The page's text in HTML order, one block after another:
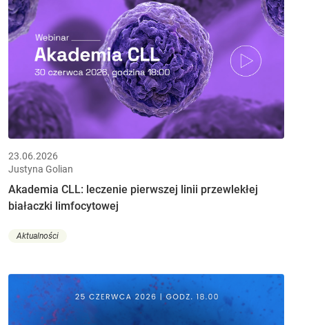
23.06.2026
Justyna Golian
Akademia CLL: leczenie pierwszej linii przewlekłej
białaczki limfocytowej
Aktualności